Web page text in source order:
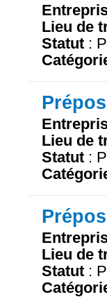
Lieu de
Statut :
Lieu de
Statut :
Lieu de
Statut :